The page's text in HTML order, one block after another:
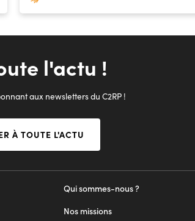
l'actu !
aux newsletters du C2RP !
À TOUTE L'ACTU
Qui sommes-nous ?
Nos missions